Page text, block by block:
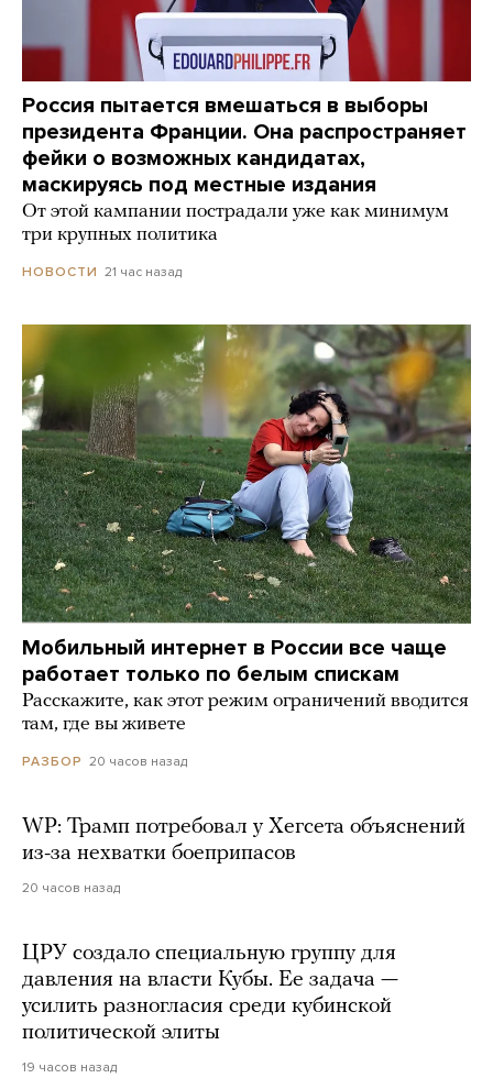
Россия пытается вмешаться в выборы
президента Франции. Она распространяет
фейки о возможных кандидатах,
маскируясь под местные издания
От этой кампании пострадали уже как минимум
три крупных политика
НОВОСТИ 21 час назад
Мобильный интернет в России все чаще
работает только по белым спискам
Расскажите, как этот режим ограничений вводится
там, где вы живете
РАЗБОР 20 часов назад
WP: Трамп потребовал у Хегсета объяснений
из-за нехватки боеприпасов
20 часов назад
ЦРУ создало специальную группу для
давления на власти Кубы. Ее задача —
усилить разногласия среди кубинской
политической элиты
19 часов назад